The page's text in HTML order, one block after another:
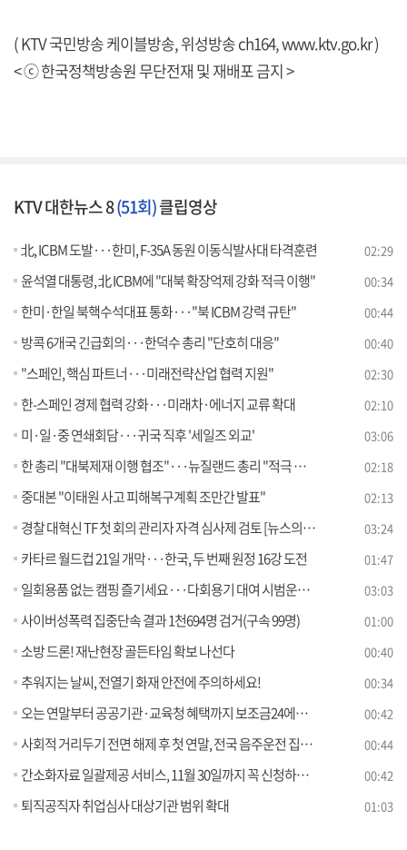
( KTV 국민방송 케이블방송, 위성방송 ch164,www.ktv.go.kr)
< ⓒ 한국정책방송원 무단전재 및 재배포 금지 >
KTV 대한뉴스 8(51회)클립영상
北, ICBM 도발···한미, F-35A 동원 이동식발사대 타격훈련 02:29
윤석열 대통령, 北 ICBM에 "대북 확장억제 강화 적극 이행" 00:34
한미·한일 북핵수석대표 통화···"북 ICBM 강력 규탄" 00:44
방콕 6개국 긴급회의···한덕수 총리 "단호히 대응" 00:40
"스페인, 핵심 파트너···미래전략산업 협력 지원" 02:30
한-스페인 경제 협력 강화···미래차·에너지 교류 확대 02:10
미·일·중 연쇄회담···귀국 직후 '세일즈 외교' 03:06
한 총리 "대북제재 이행 협조"···뉴질랜드 총리 "적극 지지" 02:18
중대본 "이태원 사고 피해복구계획 조만간 발표" 02:13
경찰 대혁신 TF 첫 회의 관리자 자격 심사제 검토 [뉴스의 맥] 03:24
카타르 월드컵 21일 개막···한국, 두 번째 원정 16강 도전 01:47
일회용품 없는 캠핑 즐기세요···다회용기 대여 시범운영 [정책현장+] 03:03
사이버성폭력 집중단속 결과 1천694명 검거(구속 99명) 01:00
소방 드론! 재난현장 골든타임 확보 나선다 00:40
추워지는 날씨, 전열기 화재 안전에 주의하세요! 00:34
오는 연말부터 공공기관·교육청 혜택까지 보조금24에서 확인 가능 00:42
사회적 거리두기 전면 해제 후 첫 연말, 전국 음주운전 집중단속 추진 00:44
간소화자료 일괄제공 서비스, 11월 30일까지 꼭 신청하세요 00:42
퇴직공직자 취업심사 대상기관 범위 확대 01:03